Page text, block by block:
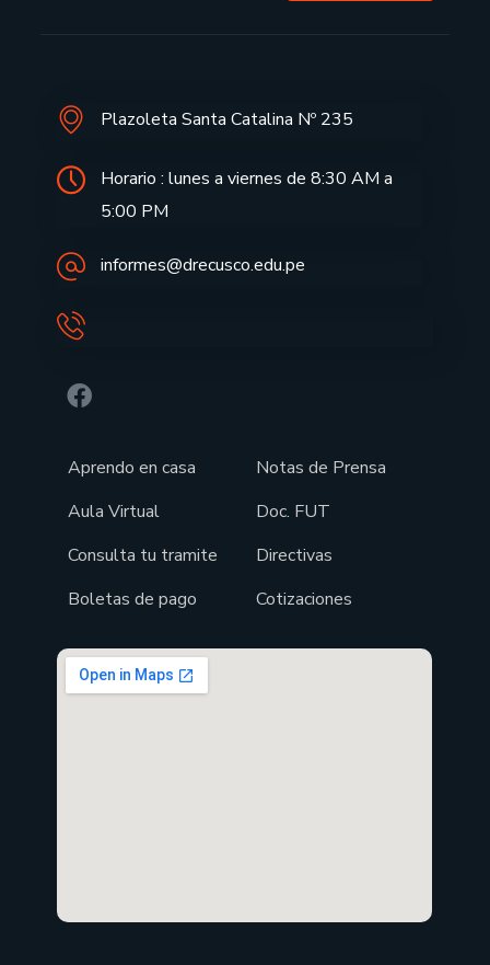
Plazoleta Santa Catalina Nº 235
Horario : lunes a viernes de 8:30 AM a
5:00 PM
informes@drecusco.edu.pe
Aprendo en casa
Aula Virtual
Consulta tu tramite
Boletas de pago
Notas de Prensa
Doc. FUT
Directivas
Cotizaciones